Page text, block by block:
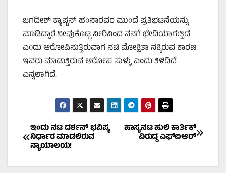
ಜಗದೀಶ್‌ ಕ್ಯಾಪ್ಟನ್‌ ಹಂಸಾರವರ ಮುಂದೆ ಪ್ರತಿಭಟನೆಯನ್ನು
ಮಾಡಿದ್ದಾರೆ.ನೀವುಕೊಟ್ಟ ನೀರಿನಿಂದ ನನಗೆ ಭೇದಿಯಾಗುತ್ತಿದೆ
ಎಂದು ಆರೋಪಿಸುತ್ತಿರುವಾಗ ನಟಿ ಮೋಕ್ಷಿತಾ ನಕ್ಕಿರುವ ಕಾರಣ
ಇವರು ಮಾಡುತ್ತಿರುವ ಆರೋಪ ಸುಳ್ಳು ಎಂದು ತಿಳಿದಿದೆ
ಎನ್ನಲಾಗಿದೆ.
Post
navigation
ಹಾಸ್ಯನಟ ಹುಲಿ ಕಾರ್ತಿಕ್‌
ವಿರುದ್ದ ಎಫ್‌ಐಆರ್‌
ಇಂದು ನಟ ದರ್ಶನ್ ಭವಿಷ್ಯ
ನಿರ್ಧಾರ ಮಾಡಲಿರುವ
ನ್ಯಾಯಾಲಯ!